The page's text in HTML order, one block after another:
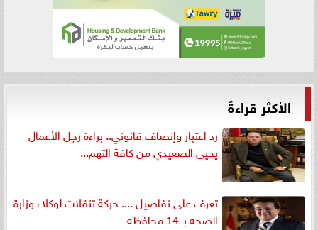
الأكثر قراءةً
رد اعتبار وإنصاف قانوني.. براءة رجل الأعمال
يحيى الصعيدي من كافة التهم...
تعرف على تفاصيل .... حركة تنقلات لوكلاء وزارة
الصحه بـ 14 محافظه